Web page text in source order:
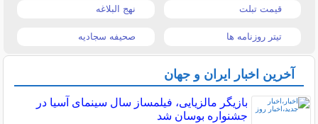
قیمت تبلت نهج البلاغه
تیتر روزنامه ها صحیفه سجادیه
آخرین اخبار ایران و جهان
بازیگر مالزیایی، فیلمساز سال سینمای آسیا در
جشنواره بوسان شد